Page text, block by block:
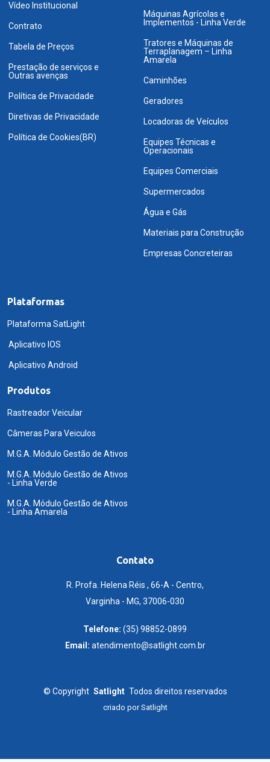
Vídeo Institucional
Contrato
Tabela de Preços
Prestação de serviços e
Outras avenças
Política de Privacidade
Diretivas de Privacidade
Política de Cookies(BR)
Máquinas Agrícolas e
Implementos - Linha Verde
Tratores e Máquinas de
Terraplanagem – Linha
Amarela
Caminhões
Geradores
Locadoras de Veículos
Equipes Técnicas e
Operacionais
Equipes Comerciais
Supermercados
Água e Gás
Materiais para Construção
Empresas Concreteiras
Plataformas
Plataforma SatLight
Aplicativo IOS
Aplicativo Android
Produtos
Rastreador Veicular
Câmeras Para Veiculos
M.G.A. Módulo Gestão de Ativos
M.G.A. Módulo Gestão de Ativos
- Linha Verde
M.G.A. Módulo Gestão de Ativos
- Linha Amarela
Contato
R. Profa. Helena Réis , 66-A - Centro,
Varginha - MG, 37006-030
Telefone: (35) 98852-0899
Email: atendimento@satlight.com.br
© Copyright Satlight Todos direitos reservados
criado porSatlight